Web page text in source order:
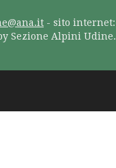
- sito internet:
Sezione Alpini Udine.